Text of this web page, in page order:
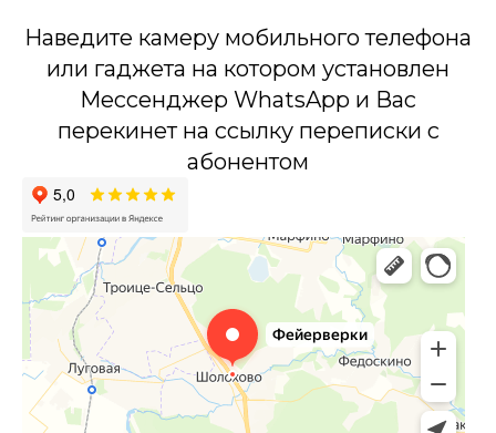
Наведите камеру мобильного телефона
или гаджета на котором установлен
Мессенджер WhatsApp и Вас
перекинет на ссылку переписки с
абонентом